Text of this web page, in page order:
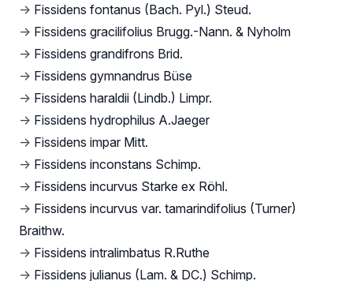
→ Fissidens fontanus (Bach. Pyl.) Steud.
→ Fissidens gracilifolius Brugg.-Nann. & Nyholm
→ Fissidens grandifrons Brid.
→ Fissidens gymnandrus Büse
→ Fissidens haraldii (Lindb.) Limpr.
→ Fissidens hydrophilus A.Jaeger
→ Fissidens impar Mitt.
→ Fissidens inconstans Schimp.
→ Fissidens incurvus Starke ex Röhl.
→ Fissidens incurvus var. tamarindifolius (Turner)
Braithw.
→ Fissidens intralimbatus R.Ruthe
→ Fissidens julianus (Lam. & DC.) Schimp.